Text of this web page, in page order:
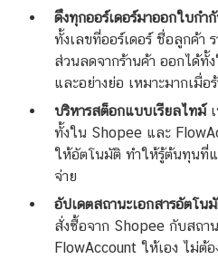
ดึงทุกออร์เดอร์มาออกใบกำ
ทั้งเลขที่ออร์เดอร์ ชื่อลูกค้า
ส่วนลดจากร้านค้า ออกได้ทั้
และอย่างย่อ เหมาะมากเมื่อ
บริหารสต็อกแบบเรียลไทม์
ทั้งใน Shopee และ
ให้อัตโนมัติ ทำให้รู้ต้นทุนที่
จ่าย
อัปเดตสถานะเอกสารอัตโน
สั่งซื้อจาก Shopee กับสถา
FlowAccount ให้เอง ไม่ต้